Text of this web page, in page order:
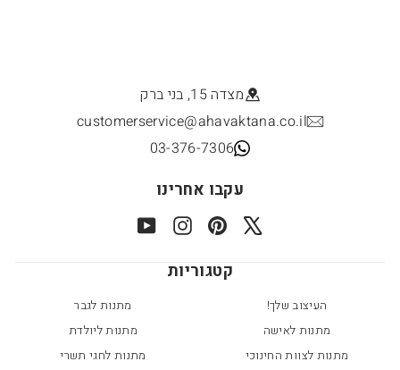
מצדה 15, בני ברק
customerservice@ahavaktana.co.il
03-376-7306
עקבו אחרינו
X
Pinterest
Instagram
YouTube
קטגוריות
העיצוב שלך!
מתנות לגבר
מתנות לאישה
מתנות ליולדת
מתנות לצוות החינוכי
מתנות לחגי תשרי